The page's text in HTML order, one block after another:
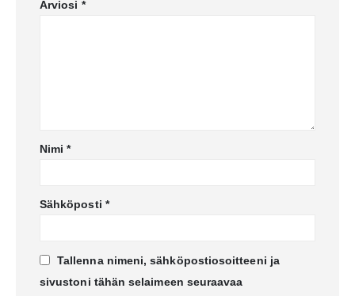
Arviosi *
Nimi*
Sähköposti *
Tallenna nimeni, sähköpostiosoitteeni ja
sivustoni tähän selaimeen seuraavaa